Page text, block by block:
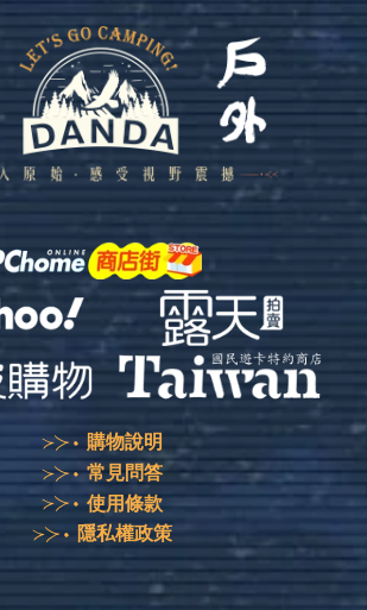
購物說明
常見問答
使用條款
隱私權政策